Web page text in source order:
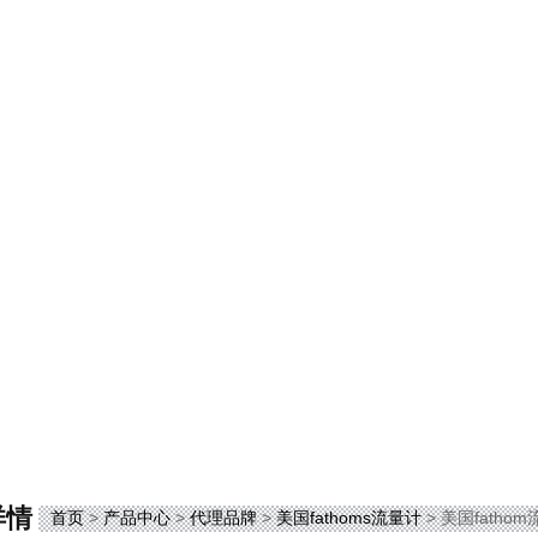
情 首页>产品中心>代理品牌>美国fathoms流量计> 美国fathom